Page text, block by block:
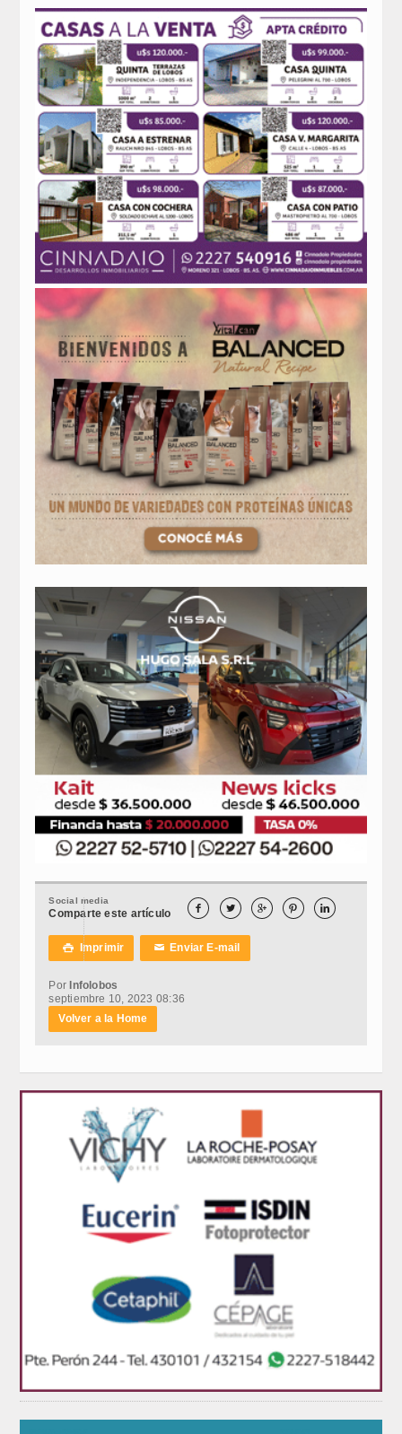
Social media
Comparte este artículo     
 Imprimir ✉Enviar E-mail
PorInfolobos
septiembre 10, 2023 08:36
Volver a la Home